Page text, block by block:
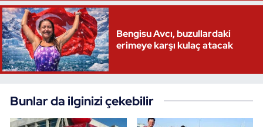
Bengisu Avcı, buzullardaki
erimeye karşı kulaç atacak
Bunlar da ilginizi çekebilir